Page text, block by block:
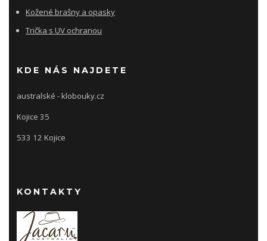
Kožené brašny a opasky
Trička s UV ochranou
KDE NÁS NAJDETE
australské - klobouky.cz
Kojice 35
533 12 Kojice
KONTAKTY